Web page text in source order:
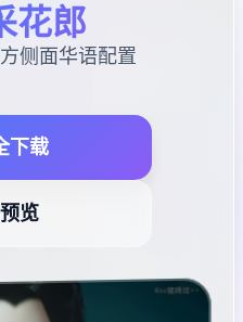
花郎
侧面华语配置
下载
览